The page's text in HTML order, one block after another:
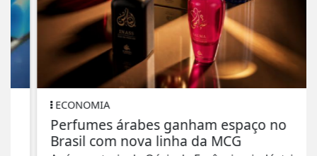
ECONOMIA
Perfumes árabes ganham espaço no
Brasil com nova linha da MCG